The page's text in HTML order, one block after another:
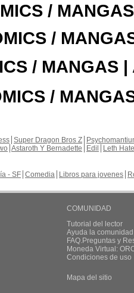
/
/
/ MANGAS |
/
Super Dragon Bros Z
Astaroth Y Bernadette Edil
Leth Hate
- SF Comedia Libros para jovenes
COMUNIDAD
Tutorial del lector
Ayuda la
FAQ.Preguntas y
Moneda Virtual:
Condiciones de uso
Mapa del sitio